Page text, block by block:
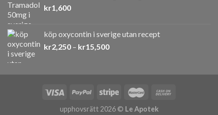
kr1,600
köp oxycontin i sverige utan recept
kr2,250 – kr15,500Prisintervall:
kr15,500
upphovsrätt 2026 © Le Apotek